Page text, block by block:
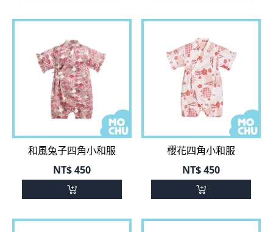
和風兔子四角小和服
NT$450
櫻花四角小和服
NT$450